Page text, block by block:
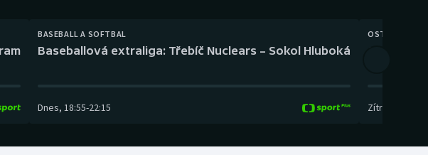
VeslováníBASEBALL A SOFTBAL
Baseballová extraliga: Třebíč Nuclears – Sokol Hluboká
Dnes, 18:55-22:15
OSTATNÍ
Zítra